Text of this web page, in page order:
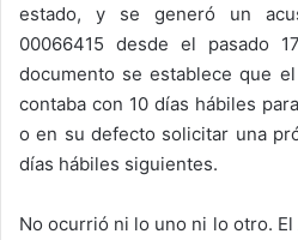
estado, y se generó un
00066415 desde el pasado
documento se establece que
contaba con 10 días hábiles
o en su defecto solicitar una
días hábiles siguientes.
No ocurrió ni lo uno ni lo otro.